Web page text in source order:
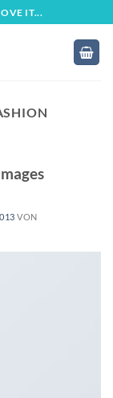
IT...
VON